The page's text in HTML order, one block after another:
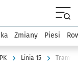
Komunikacja
Zmiany Piesi
Linia 15